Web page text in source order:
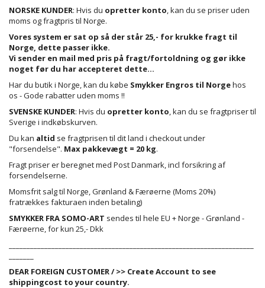
NORSKE KUNDER: Hvis du opretter konto , kan du se priser uden
moms og fragtpris til Norge.
Vores system er sat op så der står 25,- for krukke fragt til
Norge, dette passer ikke.
Vi sender en mail med pris på fragt/fortoldning og gør ikke
noget før du har accepteret dette...
Har du butik i Norge, kan du købe Smykker Engros til Norgehos
os - Gode rabatter uden moms !!
SVENSKE KUNDER: Hvis du opretter konto , kan du se fragtpriser til
Sverige i indkøbskurven.
Du kan altid se fragtprisen til dit land i checkout under
"forsendelse". Max pakkevægt = 20 kg.
Fragt priser er beregnet med Post Danmark, incl forsikring af
forsendelserne.
Momsfrit salg til Norge, Grønland & Færøerne (Moms 20%)
fratrækkes fakturaen inden betaling)
SMYKKER FRA SOMO-ART sendes til hele EU + Norge - Grønland -
Færøerne, for kun 25,- Dkk
DEAR FOREIGN CUSTOMER / >> Create Account to see
shippingcost to your country.